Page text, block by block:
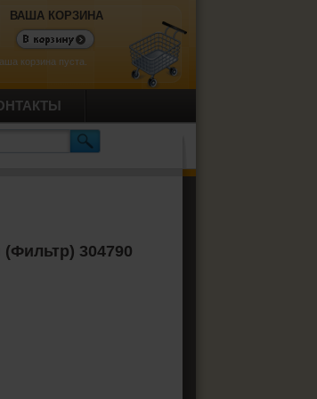
ВАША КОРЗИНА
корзина пуста.
304790